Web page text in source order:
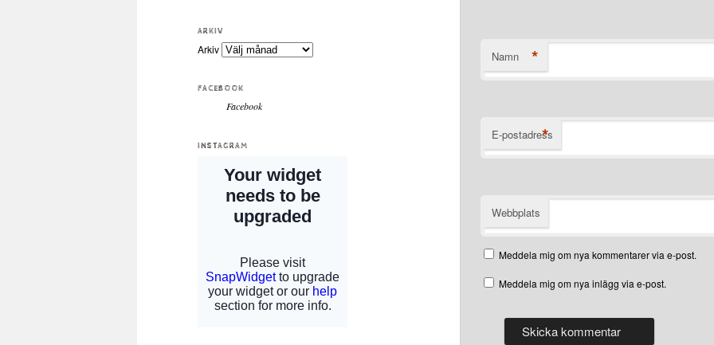
Namn *
E-postadress
*
Webbplats
Meddela mig om nya kommentarer via e-post.
Meddela mig om nya inlägg via e-post.
ARKIV
Arkiv
FACEBOOK
Facebook
INSTAGRAM